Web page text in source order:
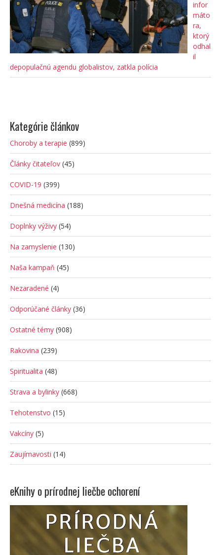
infor
máto
ra,
ktorý
odhal
il
depopulačnú agendu globalistov, zatkla polícia
Kategórie článkov
Choroby a terapie (899)
Články čitateľov (45)
COVID-19 (399)
Dnešná medicína (188)
Doplnky výživy (54)
Na zamyslenie (130)
Naša kampaň (45)
Nezaradené (4)
Odporúčané články (36)
Ostatné témy (908)
Rakovina (239)
Spiritualita (48)
Strava a bylinky (668)
Tehotenstvo (15)
Vakcíny (5)
Zaujímavosti (14)
eKnihy o prírodnej liečbe ochorení